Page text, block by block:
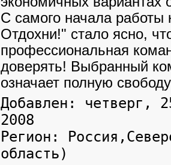
С самого начала
Отдохни!" стало ясно,
профессиональная
доверять! Выбранный
означает полную
Добавлен: четверг,
2008
Регион:
область)